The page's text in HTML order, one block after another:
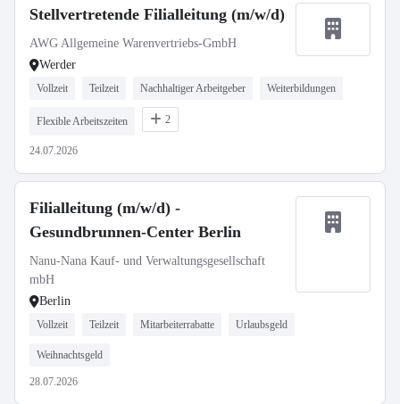
Stellvertretende Filialleitung (m/w/d)
AWG Allgemeine Warenvertriebs-GmbH
Werder
Vollzeit Teilzeit Nachhaltiger Arbeitgeber Weiterbildungen
Flexible Arbeitszeiten 2
24.07.2026
Filialleitung (m/w/d) -
Gesundbrunnen-Center Berlin
Nanu-Nana Kauf- und Verwaltungsgesellschaft
mbH
Berlin
Vollzeit Teilzeit Mitarbeiterrabatte Urlaubsgeld
Weihnachtsgeld
28.07.2026